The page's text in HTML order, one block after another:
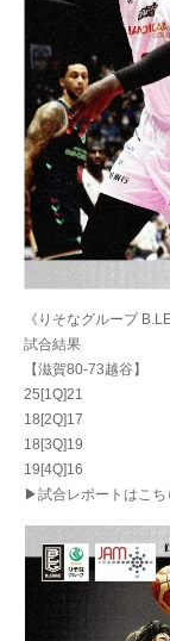
《りそなグループ
試合結果
【滋賀80-73越谷】
25[1Q]21
18[2Q]17
18[3Q]19
19[4Q]16
▶試合レポートはこち